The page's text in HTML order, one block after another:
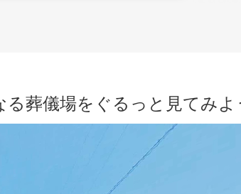
葬儀場をぐるっと見てみよ